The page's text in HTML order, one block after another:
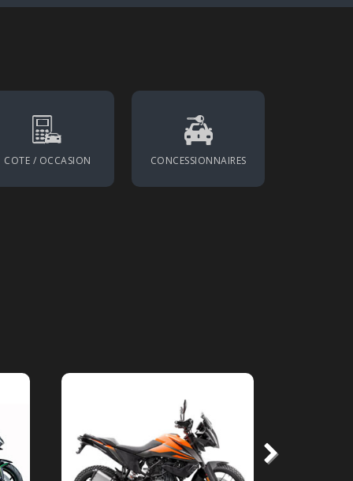
COTE / OCCASION CONCESSIONNAIRES